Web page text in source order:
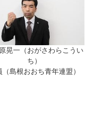
晃一（おがさわらこうい
ち）
（島根おおち青年連盟）